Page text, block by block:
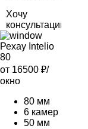
Хочу
консультацию
Рехау Intelio
80
от 16500 ₽/
окно
80 мм
6 камер
50 мм